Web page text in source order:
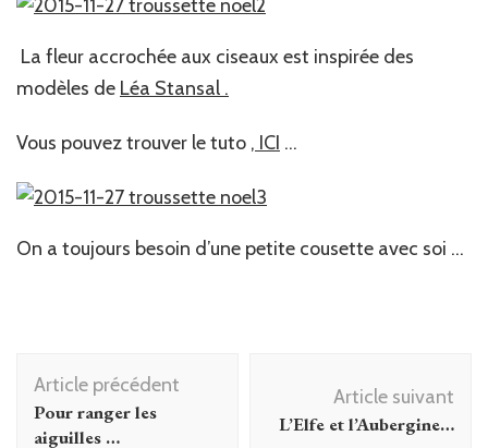
La fleur accrochée aux ciseaux est inspirée des
modèles de Léa Stansal .
Vous pouvez trouver le tuto , ICI …
On a toujours besoin d’une petite cousette avec soi …
Navigation
d'article
Article précédent
Pour ranger les
aiguilles …
Article suivant
L’Elfe et l’Aubergine…